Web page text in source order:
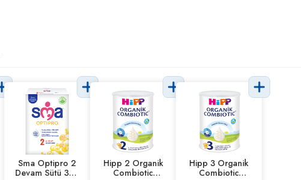
Sma Optipro 2
Devam Sütü 300
Hipp 2 Organik
Combiotic
Hipp 3 Organik
Combiotic